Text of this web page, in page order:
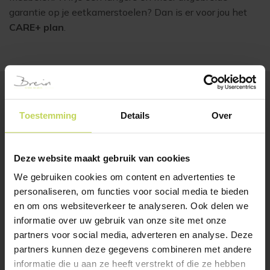
Toestemming Details Over
Deze website maakt gebruik van cookies
We gebruiken cookies om content en advertenties te
personaliseren, om functies voor social media te bieden
en om ons websiteverkeer te analyseren. Ook delen we
informatie over uw gebruik van onze site met onze
partners voor social media, adverteren en analyse. Deze
partners kunnen deze gegevens combineren met andere
informatie die u aan ze heeft verstrekt of die ze hebben
garantie op je eetkamerstoelen? Dan is er voor jou het
CARE+ plan.
BESTSELLERS
Klanten bekeken ook